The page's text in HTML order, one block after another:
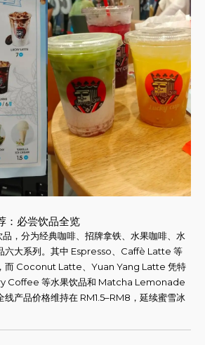
必尝饮品全览
，分为经典咖啡、招牌拿铁、水果咖啡、水
六大系列。其中 Espresso、Caffè Latte 等
而 Coconut Latte、Yuan Yang Latte 凭特
Coffee 等水果饮品和 Matcha Lemonade
线产品价格维持在 RM1.5–RM8，延续蜜雪冰